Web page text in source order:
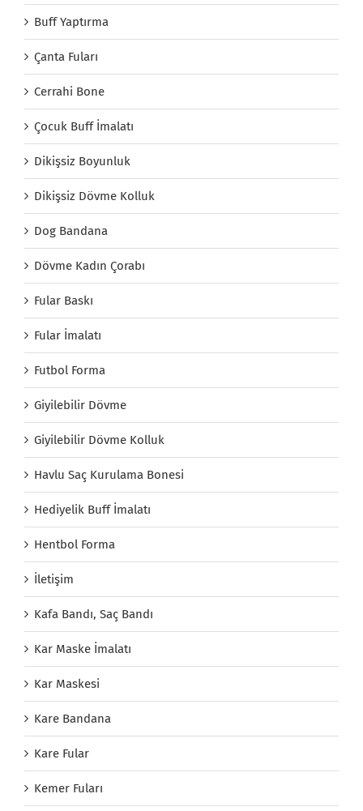
Buff Yaptırma
Çanta Fuları
Cerrahi Bone
Çocuk Buff İmalatı
Dikişsiz Boyunluk
Dikişsiz Dövme Kolluk
Dog Bandana
Dövme Kadın Çorabı
Fular Baskı
Fular İmalatı
Futbol Forma
Giyilebilir Dövme
Giyilebilir Dövme Kolluk
Havlu Saç Kurulama Bonesi
Hediyelik Buff İmalatı
Hentbol Forma
İletişim
Kafa Bandı, Saç Bandı
Kar Maske İmalatı
Kar Maskesi
Kare Bandana
Kare Fular
Kemer Fuları